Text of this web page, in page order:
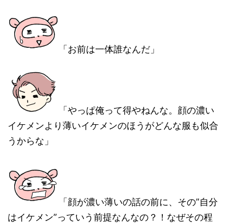
「お前は一体誰なんだ」
「やっぱ俺って得やねんな。顔の濃い
イケメンより薄いイケメンのほうがどんな服も似合
うからな」
「顔が濃い薄いの話の前に、その”自分
はイケメン”っていう前提なんなの？！なぜその程